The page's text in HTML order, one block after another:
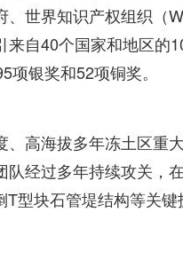
、世界知识产权组织（
来自40个国家和地区
银奖和52项铜奖。
、高海拔多年冻土区重
经过多年持续攻关，
型块石管堤结构等关